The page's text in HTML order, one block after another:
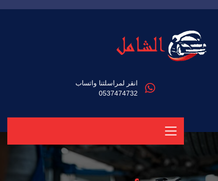
انقر لمراسلتنا واتساب
0537474732